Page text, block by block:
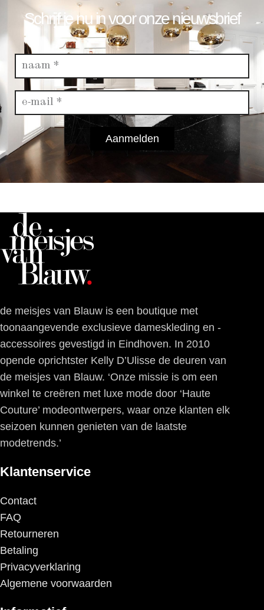
Schrijf je nu in voor onze nieuwsbrief
Aanmelden
de meisjes van Blauw is een boutique met
toonaangevende exclusieve dameskleding en -
accessoires gevestigd in Eindhoven. In 2010
opende oprichtster Kelly D’Ulisse de deuren van
de meisjes van Blauw. ‘Onze missie is om een
winkel te creëren met luxe mode door ‘Haute
Couture’ modeontwerpers, waar onze klanten elk
seizoen kunnen genieten van de laatste
modetrends.’
Klantenservice
Contact
FAQ
Retourneren
Betaling
Privacyverklaring
Algemene voorwaarden